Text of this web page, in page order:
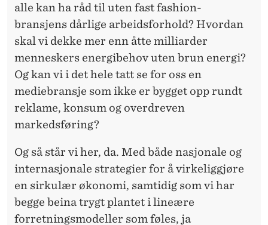
alle kan ha råd til uten fast fashion-
bransjens dårlige arbeidsforhold? Hvordan
skal vi dekke mer enn åtte milliarder
menneskers energibehov uten brun energi?
Og kan vi i det hele tatt se for oss en
mediebransje som ikke er bygget opp rundt
reklame, konsum og overdreven
markedsføring?
Og så står vi her, da. Med både nasjonale og
internasjonale strategier for å virkeliggjøre
en sirkulær økonomi, samtidig som vi har
begge beina trygt plantet i lineære
forretningsmodeller som føles, ja